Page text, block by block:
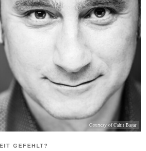
Courtesy of Cahit Başar
GEFEHLT?